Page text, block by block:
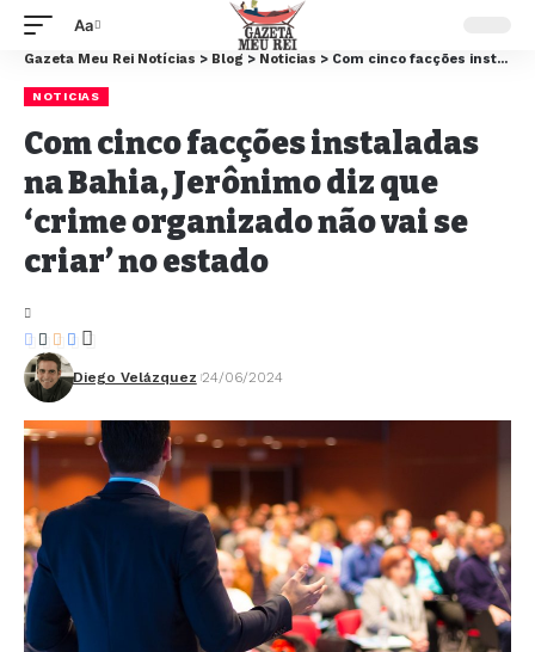
Aa
Gazeta Meu Rei Notícias > Blog > Noticias > Com cinco facções instaladas na Bahia, Jerônimo diz que ‘crime organizado não vai se criar’ no estado
NOTICIAS
Com cinco facções instaladas
na Bahia, Jerônimo diz que
‘crime organizado não vai se
criar’ no estado
Diego Velázquez 24/06/2024